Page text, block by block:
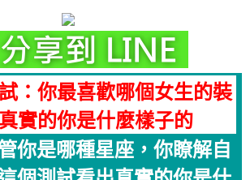
：你最喜歡哪個女生的裝
實的你是什麼樣子的
你是哪種星座，你瞭解自